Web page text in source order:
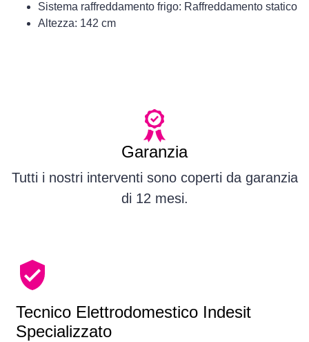
Sistema raffreddamento frigo: Raffreddamento statico
Altezza: 142 cm
Garanzia
Tutti i nostri interventi sono coperti da garanzia
di 12 mesi.
Tecnico Elettrodomestico Indesit
Specializzato